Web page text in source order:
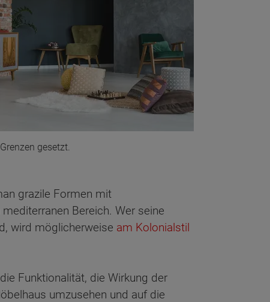
gesetzt.
grazile Formen mit
Bereich. Wer seine
wird möglicherweise am Kolonialstil
Funktionalität, die Wirkung der
umzusehen und auf die